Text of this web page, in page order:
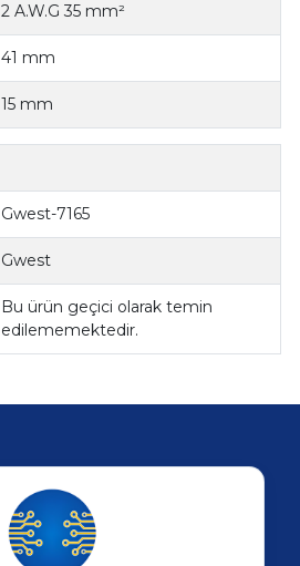
2 A.W.G 35 mm²
41 mm
15 mm
Gwest-7165
Gwest
Bu ürün geçici olarak temin
edilememektedir.